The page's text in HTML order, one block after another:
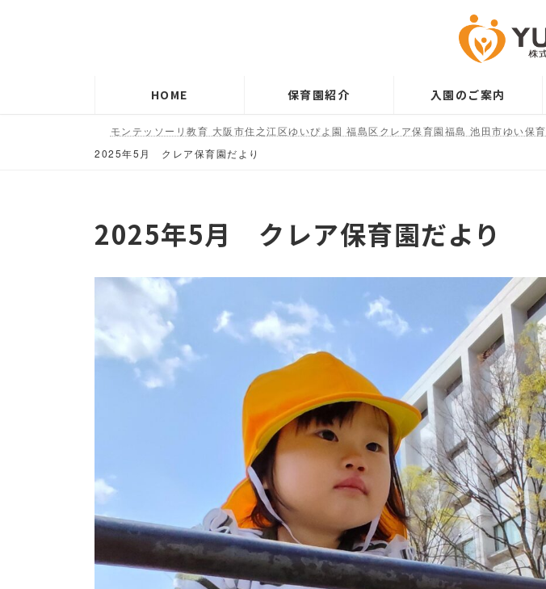
HOME 保育園紹介 入園のご案内
モンテッソーリ教育 大阪市住之江区ゆいぴよ園 福島区クレア保育園福島 池田市ゆい保
2025年5月 クレア保育園だより
2025年5月 クレア保育園だより